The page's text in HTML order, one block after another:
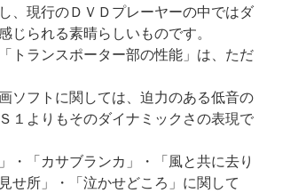
、現行のＤＶＤプレーヤーの中ではダ
られる素晴らしいものです。
トランスポーター部の性能」は、ただ
ソフトに関しては、迫力のある低音の
１よりもそのダイナミックさの表現で
・「カサブランカ」・「風と共に去り
せ所」・「泣かせどころ」に関して